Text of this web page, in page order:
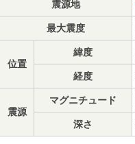
震源地
最大震度
位置
緯度
経度
震源
マグニチュード
深さ